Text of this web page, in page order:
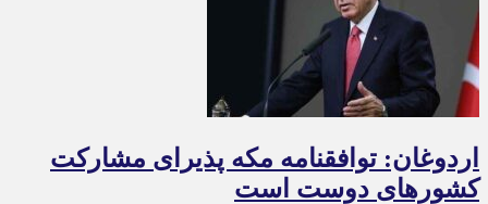
اردوغان: توافقنامه مکه پذیرای مشارکت
کشورهای دوست است